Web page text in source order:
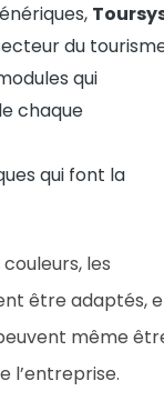
du
qui
chaque
qui font la
couleurs, les
être adaptés,
même
l’entreprise.